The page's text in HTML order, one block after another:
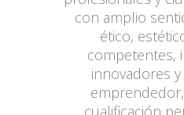
con amplio
ético,
competentes,
innovadores